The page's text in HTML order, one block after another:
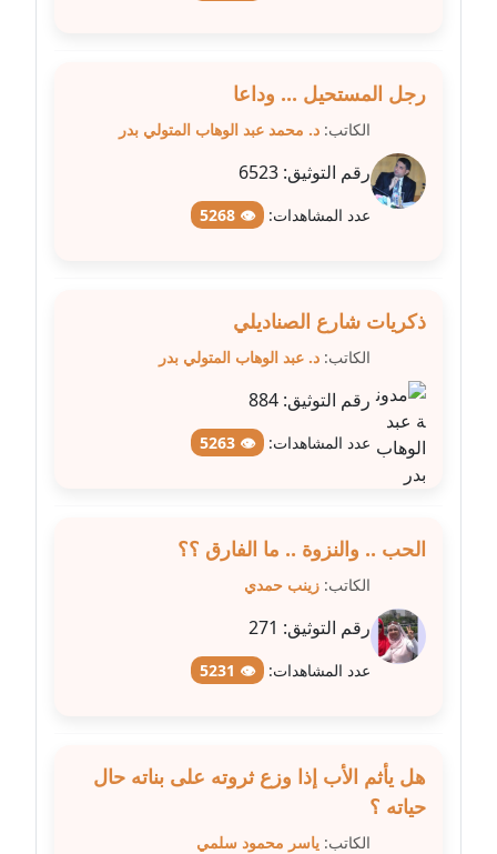
مدونة سوزان بهنسي
عاملة
مدونة سوميه الالفي
عاملة
مدونة شرف الدين محمد
مدونة شريف ابراهيم
عاملة
عاملة
مدونة شيماء حسني
عاملة
مدونة شيماء عبد المقصود
مدونة شيماء عصام
عاملة
مدونة شيماء عمارة
رجل المستحيل ... وداعا
الكاتب: د. محمد عبد الوهاب المتولي بدر
رقم التوثيق: 6523
عدد المشاهدات: 👁 5268
ذكريات شارع الصناديلي
الكاتب: د. عبد الوهاب المتولي بدر
رقم التوثيق: 884
عدد المشاهدات: 👁 5263
الحب .. والنزوة .. ما الفارق ؟؟
الكاتب: زينب حمدي
رقم التوثيق: 271
عدد المشاهدات: 👁 5231
هل يأثم الأب إذا وزع ثروته على بناته حال
حياته ؟
الكاتب: ياسر محمود سلمي